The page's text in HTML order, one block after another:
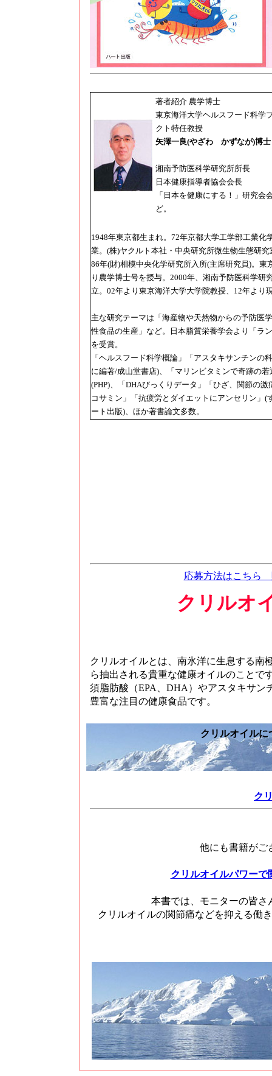
著者紹介 農学博士
東京海洋大学ヘルスフード科学
クト特任教授
矢澤一良(やざわ かずなが)博士
湘南予防医科学研究所所長
日本健康指導者協会会長
「日本を健康にする！」研究会
ど。
1948年東京都生まれ。72年京都大学工学部工業化
業。(株)ヤクルト本社・中央研究所微生物生態研究
86年(財)相模中央化学研究所入所(主席研究員)。東
り農学博士号を授与。2000年、湘南予防医科学研
立。02年より東京海洋大学大学院教授、12年より
主な研究テーマは「海産物や天然物からの予防医
性食品の生産」など。日本脂質栄養学会より「ラ
を受賞。
「ヘルスフード科学概論」「アスタキサンチンの
に編著/成山堂書店)、「マリンビタミンで奇跡の若
(PHP)、「DHAびっくりデータ」「ひざ、関節の激
コサミン」「抗疲労とダイエットにアンセリン」(
ート出版)、ほか著書論文多数。
応募方法はこちら
クリルオ
クリルオイルとは、南氷洋に生息する南
ら抽出される貴重な健康オイルのことで
須脂肪酸（EPA、DHA）やアスタキサン
豊富な注目の健康食品です。
クリルオイルに
ク
他にも書籍がご
クリルオイルパワーで
本書では、モニターの皆さ
クリルオイルの関節痛などを抑える働